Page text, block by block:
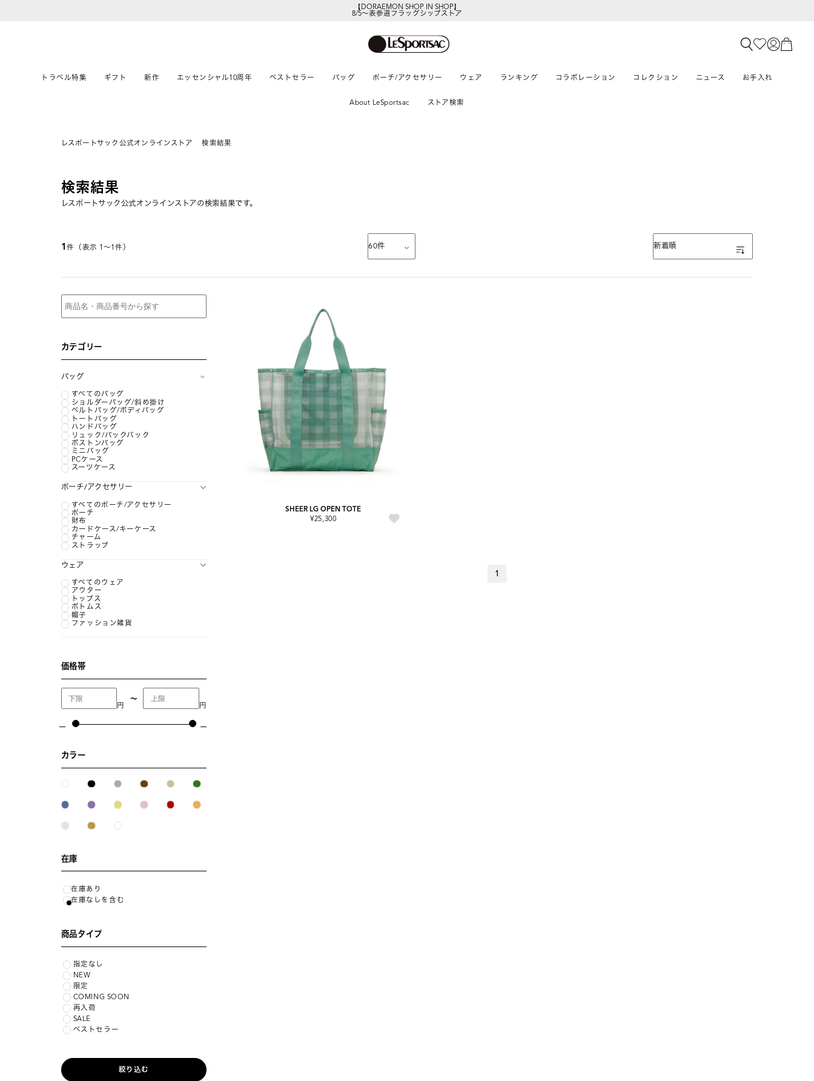
【DORAEMON SHOP IN SHOP】
8/5～表参道フラッグシップストア
トラベル特集 ギフト 新作 エッセンシャル10周年 ベストセラー バッグ ポーチ/アクセサリー ウェア ランキング コラボレーション コレクション ニュース お手入れ
About LeSportsac ストア検索
レスポートサック公式オンラインストア 検索結果
検索結果
レスポートサック公式オンラインストアの検索結果です。
1件（表示 1〜1件） 60件 表示順
新着順
カテゴリー
バッグ
すべてのバッグ
ショルダーバッグ/斜め掛け
ベルトバッグ/ボディバッグ
トートバッグ
ハンドバッグ
リュック/バックパック
ボストンバッグ
ミニバッグ
PCケース
スーツケース
ポーチ/アクセサリー
すべてのポーチ/アクセサリー
ポーチ
財布
カードケース/キーケース
チャーム
ストラップ
ウェア
すべてのウェア
アウター
トップス
ボトムス
帽子
ファッション雑貨
価格帯
円
〜
円
カラー
在庫
在庫あり
在庫なしを含む
商品タイプ
指定なし
NEW
限定
COMING SOON
再入荷
SALE
ベストセラー
絞り込む
SHEER LG OPEN TOTE
¥25,300
1